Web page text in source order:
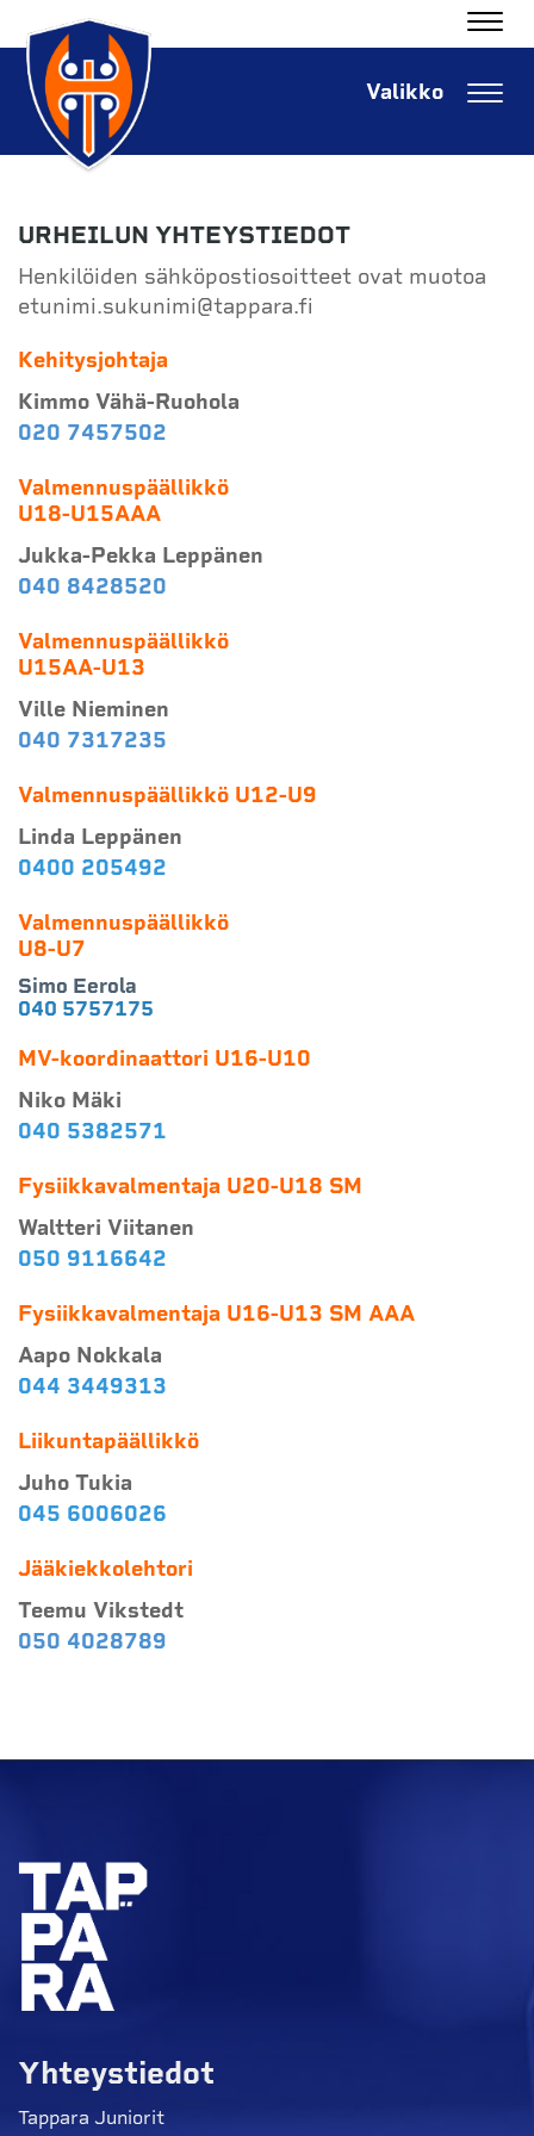
URHEILUN YHTEYSTIEDOT
Henkilöiden sähköpostiosoitteet ovat muotoa
etunimi.sukunimi@tappara.fi
Kehitysjohtaja
Kimmo Vähä-Ruohola
020 7457502
Valmennuspäällikkö
U18-U15AAA
Jukka-Pekka Leppänen
040 8428520
Valmennuspäällikkö
​​​​​​​U15AA-U13
Ville Nieminen
040 7317235
Valmennuspäällikkö U12-U9
Linda Leppänen
0400 205492
Valmennuspäällikkö
U8-U7
Simo Eerola
​​​​​​​040 5757175
MV-koordinaattori U16-U10
Niko Mäki
040 5382571
Fysiikkavalmentaja U20-U18 SM
Waltteri Viitanen
050 9116642
Fysiikkavalmentaja U16-U13 SM AAA
Aapo Nokkala
044 3449313
Liikuntapäällikkö
Juho Tukia
045 6006026
Jääkiekkolehtori
Teemu Vikstedt
050 4028789
Yhteystiedot
Tappara Juniorit